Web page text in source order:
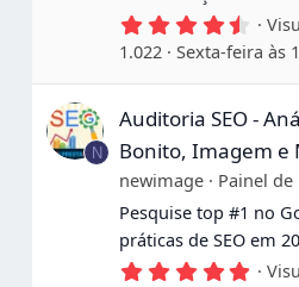
4
,
6
7
s
r
e
l
a
s
1.022
Sexta-feira às
N
Auditoria SEO -
Bonito, Imagem e
newimage
Painel
Pesquise top #1 no
práticas de SEO em
5